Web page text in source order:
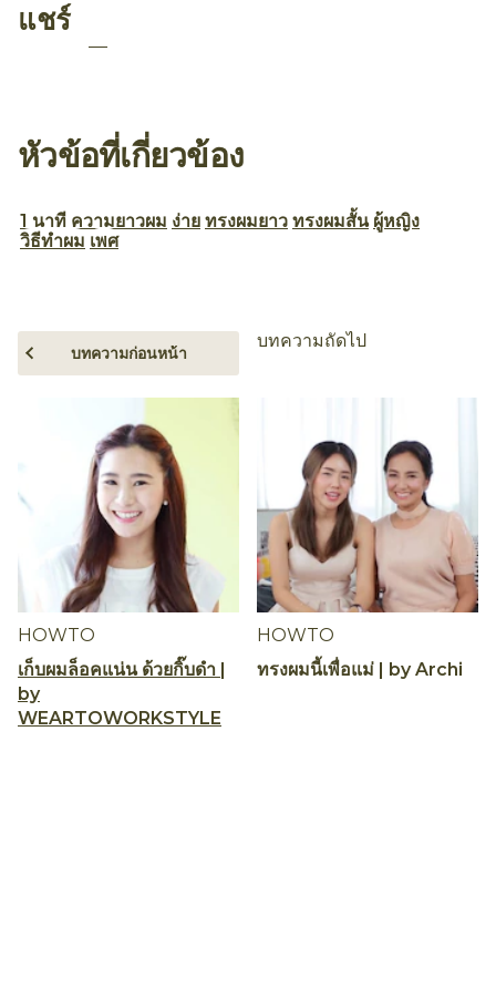
แชร์
หัวข้อที่เกี่ยวข้อง
1 นาที ความยาวผม ง่าย ทรงผมยาว ทรงผมสั้น ผู้หญิง
วิธีทำผม เพศ
HOWTO
เก็บผมล็อคแน่น ด้วยกิ๊บดำ |
by
WEARTOWORKSTYLE
บทความก่อนหน้า
HOWTO
ทรงผมนี้เพื่อแม่ | by Archi
บทความถัดไป